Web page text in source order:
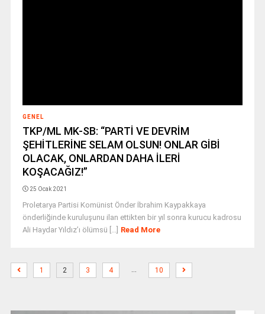
GENEL
TKP/ML MK-SB: “PARTİ VE DEVRİM
ŞEHİTLERİNE SELAM OLSUN! ONLAR GİBİ
OLACAK, ONLARDAN DAHA İLERİ
KOŞACAĞIZ!”
25 Ocak 2021
Proletarya Partisi Komünist Önder İbrahim Kaypakkaya
önderliğinde kuruluşunu ilan ettikten bir yıl sonra kurucu kadrosu
Ali Haydar Yıldız’ı ölümsü [...] Read More
1 2 3 4 … 10